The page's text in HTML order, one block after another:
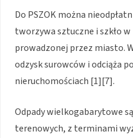
Do PSZOK można
tworzywa sztuczne i szkło
prowadzonej przez miasto.
odzysk surowców i odciąża
nieruchomościach [1][7].
Odpady wielkogabarytowe
terenowych, z terminami